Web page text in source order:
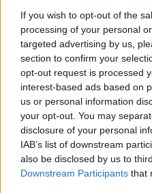
If you wish to opt-out of the
processing of your personal
targeted advertising by us,
section to confirm your
opt-out request is processed
interest-based ads based on
us or personal information
your opt-out. You may
disclosure of your personal
IAB’s list of downstream
also be disclosed by us to
Downstream Participants that
Βέβαια, όσο και να
όπλα η Τουρκία,
για να πάρει πιο
και πιο
μεγάλος στόχος
Αμερική και το
σήμερα στην Άγκυρα,
συνάντησημε
την ένταξη της